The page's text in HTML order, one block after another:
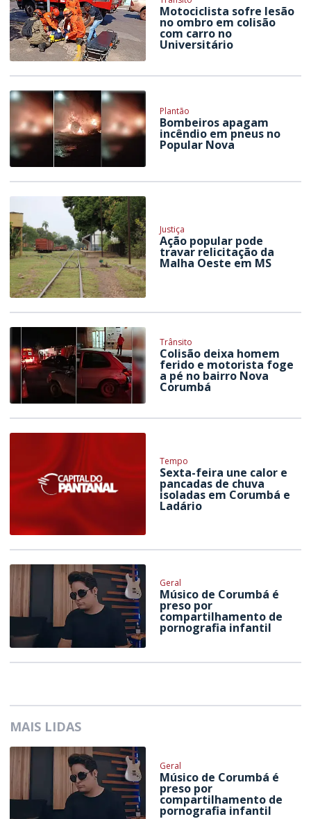
Motociclista sofre lesão
no ombro em colisão
com carro no
Universitário
Plantão
Bombeiros apagam
incêndio em pneus no
Popular Nova
Justiça
Ação popular pode
travar relicitação da
Malha Oeste em MS
Trânsito
Colisão deixa homem
ferido e motorista foge
a pé no bairro Nova
Corumbá
Tempo
Sexta-feira une calor e
pancadas de chuva
isoladas em Corumbá e
Ladário
Geral
Músico de Corumbá é
preso por
compartilhamento de
pornografia infantil
MAIS LIDAS
Geral
Músico de Corumbá é
preso por
compartilhamento de
pornografia infantil